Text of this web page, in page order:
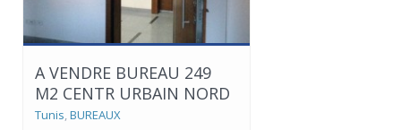
A VENDRE BUREAU 249
M2 CENTR URBAIN NORD
Tunis,BUREAUX